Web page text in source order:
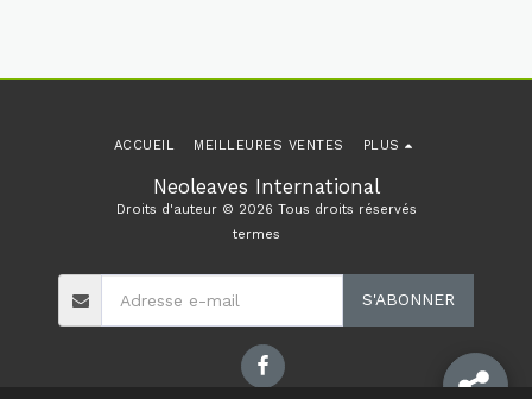
Neoleaves International
Droits d'auteur © 2026 Tous droits réservés
termes
ACCUEIL MEILLEURES VENTES PLUS
S'ABONNER